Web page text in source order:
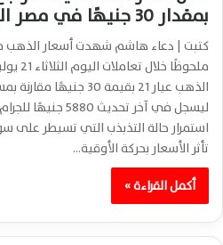
بمقدار 30 جنيهًا في مصر اليوم الثلاثاء
كتبت | دعاء هاشم شهدت أسعار الذهب
الذهب عيار 21 بقيمة 30
ليسجل في آخر
استمرار حالة التذبذب التي تسيطر على
تأثر الأسعار بحركة الأوقية…
أكمل القراءة »